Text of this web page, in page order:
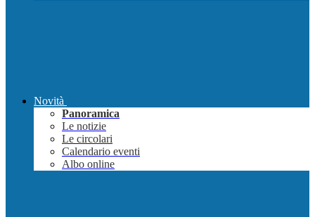
Novità
Panoramica
Le notizie
Le circolari
Calendario eventi
Albo online